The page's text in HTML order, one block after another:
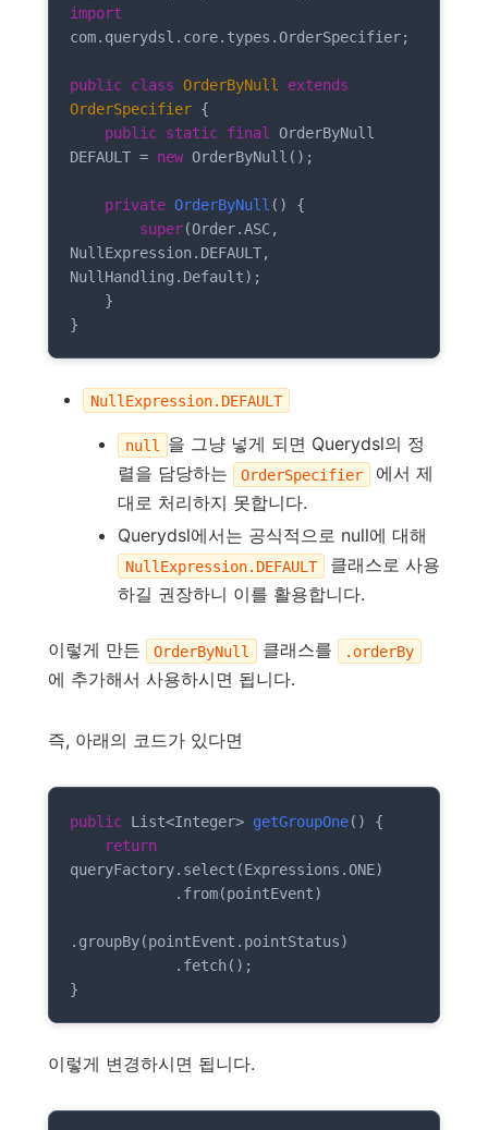
import
com.querydsl.core.types.OrderSpecifier;
public class OrderByNull
extends
OrderSpecifier {
public static final
OrderByNull
DEFAULT = new OrderByNull();
private OrderByNull ()
{
super(Order.ASC,
NullExpression.DEFAULT,
NullHandling.Default);
}
NullExpression.DEFAULT
null
을 그냥 넣게 되면 Querydsl의 정
렬을 담당하는
OrderSpecifier
에서 제
대로 처리하지 못합니다.
Querydsl에서는 공식적으로 null에 대해
NullExpression.DEFAULT
클래스로 사용
하길 권장하니 이를 활용합니다.
이렇게 만든 OrderByNull 클래스를 .orderBy
에 추가해서 사용하시면 됩니다.
즉, 아래의 코드가 있다면
public List<Integer> getGroupOne()
{
return
queryFactory.select(Expressions.ONE)
.groupBy(pointEvent.pointStatus)
}
이렇게 변경하시면 됩니다.